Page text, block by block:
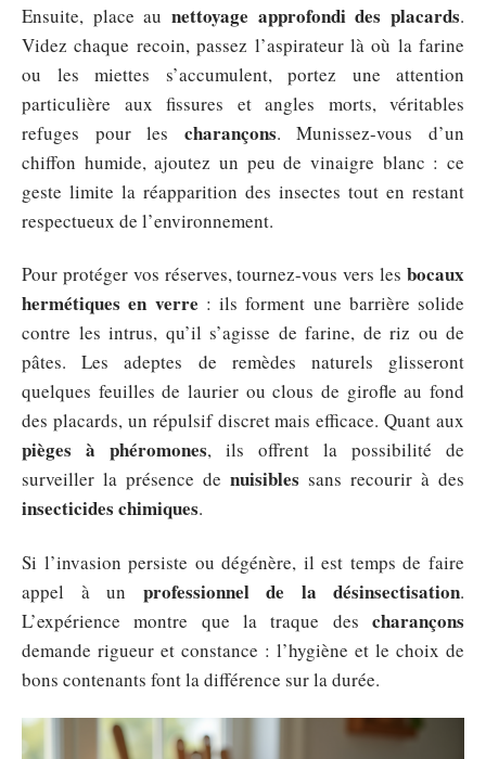
Ensuite, place au nettoyage approfondi des placards.
Videz chaque recoin, passez l’aspirateur là où la farine
ou les miettes s’accumulent, portez une attention
particulière aux fissures et angles morts, véritables
refuges pour les charançons. Munissez-vous d’un
chiffon humide, ajoutez un peu de vinaigre blanc : ce
geste limite la réapparition des insectes tout en restant
respectueux de l’environnement.
Pour protéger vos réserves, tournez-vous vers les bocaux
hermétiques en verre : ils forment une barrière solide
contre les intrus, qu’il s’agisse de farine, de riz ou de
pâtes. Les adeptes de remèdes naturels glisseront
quelques feuilles de laurier ou clous de girofle au fond
des placards, un répulsif discret mais efficace. Quant aux
pièges à phéromones, ils offrent la possibilité de
surveiller la présence de nuisibles sans recourir à des
insecticides chimiques.
Si l’invasion persiste ou dégénère, il est temps de faire
appel à un professionnel de la désinsectisation.
L’expérience montre que la traque des charançons
demande rigueur et constance : l’hygiène et le choix de
bons contenants font la différence sur la durée.